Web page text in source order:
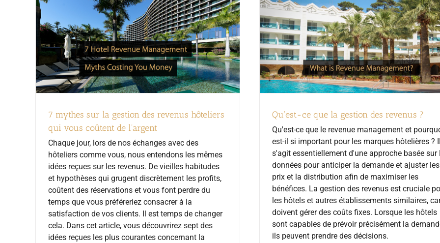
7 mythes sur la gestion des revenus hôteliers
qui vous coûtent de l'argent
Chaque jour, lors de nos échanges avec des
hôteliers comme vous, nous entendons les mêmes
idées reçues sur les revenus. De vieilles habitudes
et hypothèses qui grugent discrètement les profits,
coûtent des réservations et vous font perdre du
temps que vous préféreriez consacrer à la
satisfaction de vos clients. Il est temps de changer
cela. Dans cet article, vous découvrirez sept des
idées reçues les plus courantes concernant la
Qu'est-ce que la gestion des revenus ?
Qu'est-ce que le revenue management et
est-il si important pour les marques hôtelières ?
s'agit essentiellement d'une approche basée sur
données pour anticiper la demande et ajuster les
prix et la distribution afin de maximiser les
bénéfices. La gestion des revenus est cruciale
les hôtels et autres établissements similaires,
doivent gérer des coûts fixes. Lorsque les hôtels
sont capables de prévoir précisément la
ils peuvent prendre des décisions.